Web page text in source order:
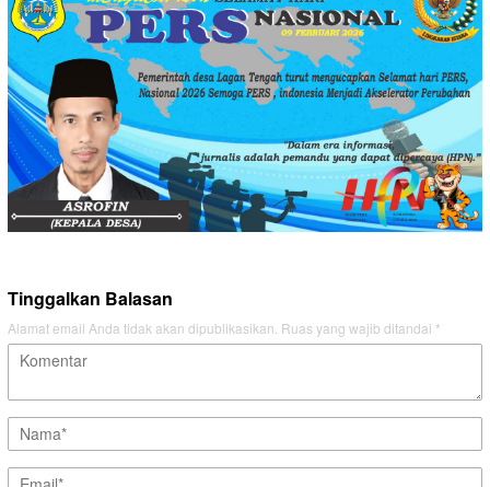
Tinggalkan Balasan
Alamat email Anda tidak akan dipublikasikan. Ruas yang wajib ditandai *